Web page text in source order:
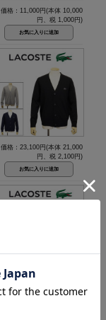
価格：11,000円(本体 10,000
円、税 1,000円)
価格：23,100円(本体 21,000
円、税 2,100円)
円、税 1,900円)